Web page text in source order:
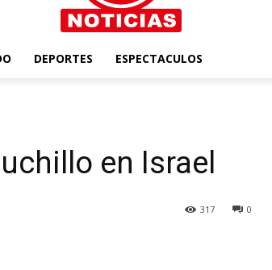
DEPORTES ESPECTACULOS
en Israel
0
317